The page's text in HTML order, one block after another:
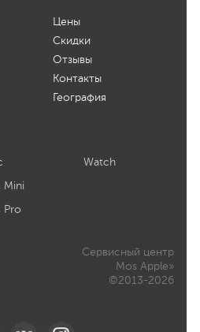
Цены
Скидки
Отзывы
Контакты
География
Mini
Pro
Watch
Сервисный центр
Mos Apple»
©2013-2026